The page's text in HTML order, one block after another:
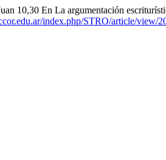
10,30 En La argumentación
index.php/STRO/article/view/